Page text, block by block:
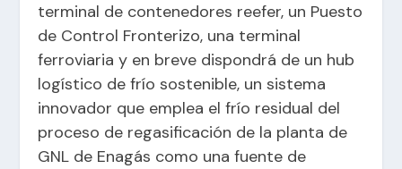
terminal de contenedores reefer, un Puesto
de Control Fronterizo, una terminal
ferroviaria y en breve dispondrá de un hub
logístico de frío sostenible, un sistema
innovador que emplea el frío residual del
proceso de regasificación de la planta de
GNL de Enagás como una fuente de